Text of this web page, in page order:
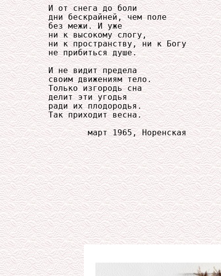
     И от снега до боли
     дни бескрайней, чем поле
     без межи. И уже
     ни к высокому слогу,
     ни к пространству, ни к Богу
     не прибиться душе.
     И не видит предела
     своим движениям тело.
     Только изгородь сна
     делит эти угодья
     ради их плодородья.
     Так приходит весна.
             март 1965, Норенская